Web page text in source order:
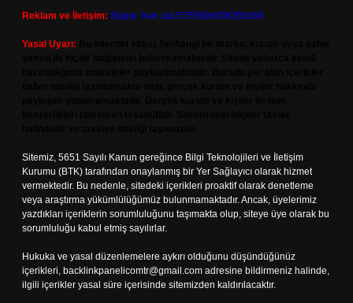
Reklam ve İletişim: Skype: live:.cid.575569c608265c69
Yasal Uyarı:
Sitemiz, 5651 Sayılı Kanun gereğince Bilgi Teknolojileri ve İletişim
Kurumu (BTK) tarafından onaylanmış bir Yer Sağlayıcı olarak hizmet
vermektedir. Bu nedenle, sitedeki içerikleri proaktif olarak denetleme
veya araştırma yükümlülüğümüz bulunmamaktadır. Ancak, üyelerimiz
yazdıkları içeriklerin sorumluluğunu taşımakta olup, siteye üye olarak bu
sorumluluğu kabul etmiş sayılırlar.
Hukuka ve yasal düzenlemelere aykırı olduğunu düşündüğünüz
içerikleri, backlinkpanelicomtr@gmail.com adresine bildirmeniz halinde,
ilgili içerikler yasal süre içerisinde sitemizden kaldırılacaktır.